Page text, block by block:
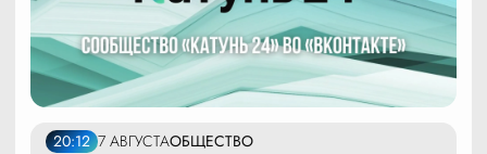
20:12 7 АВГУСТАОБЩЕСТВО